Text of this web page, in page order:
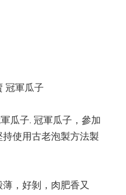
冠軍瓜子
瓜子. 冠軍瓜子，參加
使用古老泡製方法製
，好剝，肉肥香又